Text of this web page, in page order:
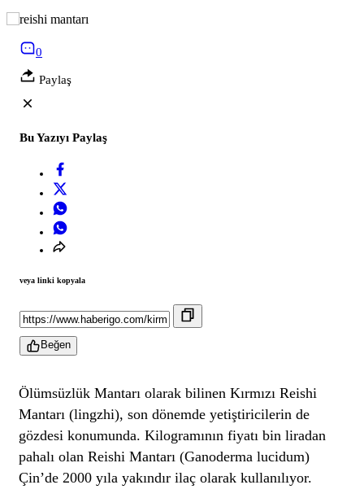
0
Paylaş
Bu Yazıyı Paylaş
veya linki kopyala
Beğen
Ölümsüzlük Mantarı olarak bilinen Kırmızı Reishi
Mantarı (lingzhi), son dönemde yetiştiricilerin de
gözdesi konumunda. Kilogramının fiyatı bin liradan
pahalı olan Reishi Mantarı (Ganoderma lucidum)
Çin’de 2000 yıla yakındır ilaç olarak kullanılıyor.